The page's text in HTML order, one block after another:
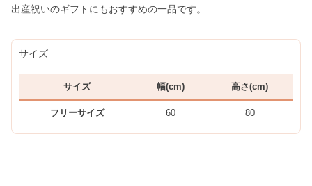
出産祝いのギフトにもおすすめの一品です。
サイズ
サイズ 幅(cm) 高さ(cm)
フリーサイズ 60 80